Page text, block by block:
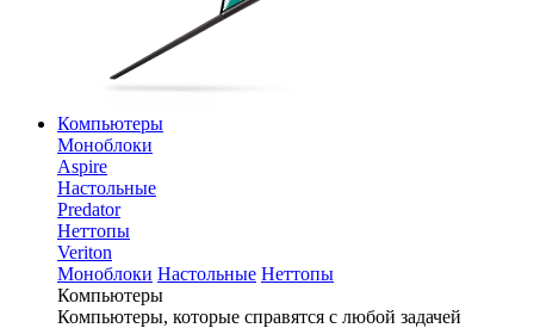
Компьютеры
Моноблоки
Aspire
Настольные
Predator
Неттопы
Veriton
Моноблоки Настольные Неттопы
Компьютеры
Компьютеры, которые справятся с любой задачей